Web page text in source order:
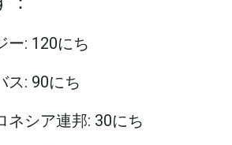
: 120にち
: 90にち
シア連邦: 30にち